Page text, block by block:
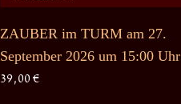
ZAUBER im TURM am 27.
September 2026 um 15:00 Uhr
39,00€